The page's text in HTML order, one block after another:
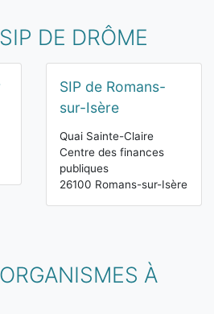
DE DRÔME
SIP de Romans-
sur-Isère
Quai Sainte-Claire
Centre des finances
publiques
26100 Romans-sur-Isère
À